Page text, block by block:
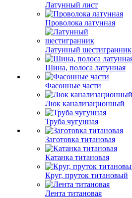
Латунный лист
Проволока латунная
Латунный шестигранник
Шина, полоса латунная
Фасонные части
Люк канализационный
Труба чугунная
Заготовка титановая
Катанка титановая
Круг, пруток титановый
Лента титановая